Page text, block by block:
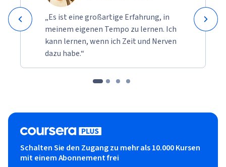
„Es ist eine großartige Erfahrung, in
meinem eigenen Tempo zu lernen. Ich
kann lernen, wenn ich Zeit und Nerven
dazu habe.“
Schalten Sie den Zugang zu mehr als 10.000 Kursen
mit einem Abonnement frei